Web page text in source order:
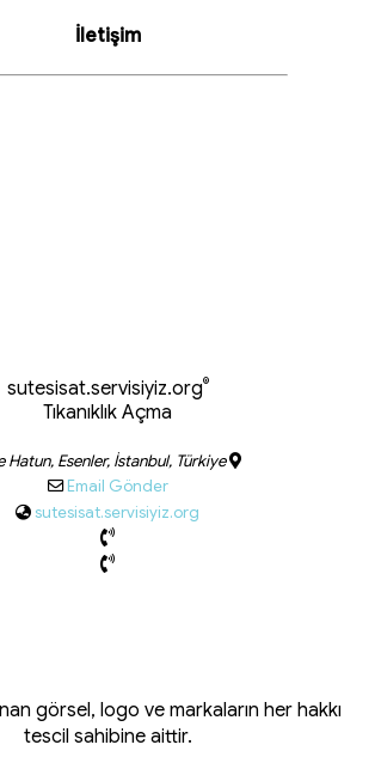
İletişim
sutesisat.servisiyiz.org®
Tıkanıklık Açma
Hatun, Esenler, İstanbul, Türkiye
Email Gönder
sutesisat.servisiyiz.org
görsel, logo ve markaların her hakkı
tescil sahibine aittir.